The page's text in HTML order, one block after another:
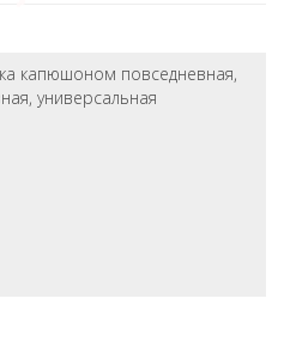
капюшоном повседневная,
универсальная